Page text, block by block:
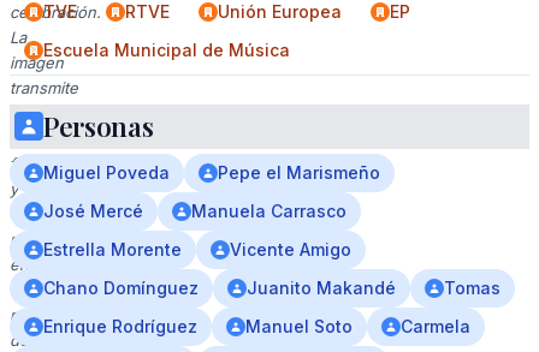
celebración.
La
imagen
transmite
un
ambiente
festivo
y
emocionante,
probablemente
en
el
marco
de
TVE RTVE Unión Europea
EP
Escuela Municipal de Música
Personas
Miguel Poveda
Pepe el Marismeño
José Mercé
Manuela Carrasco
Estrella Morente
Vicente Amigo
Chano Domínguez
Juanito Makandé
Tomas
Enrique Rodríguez
Manuel Soto
Carmela